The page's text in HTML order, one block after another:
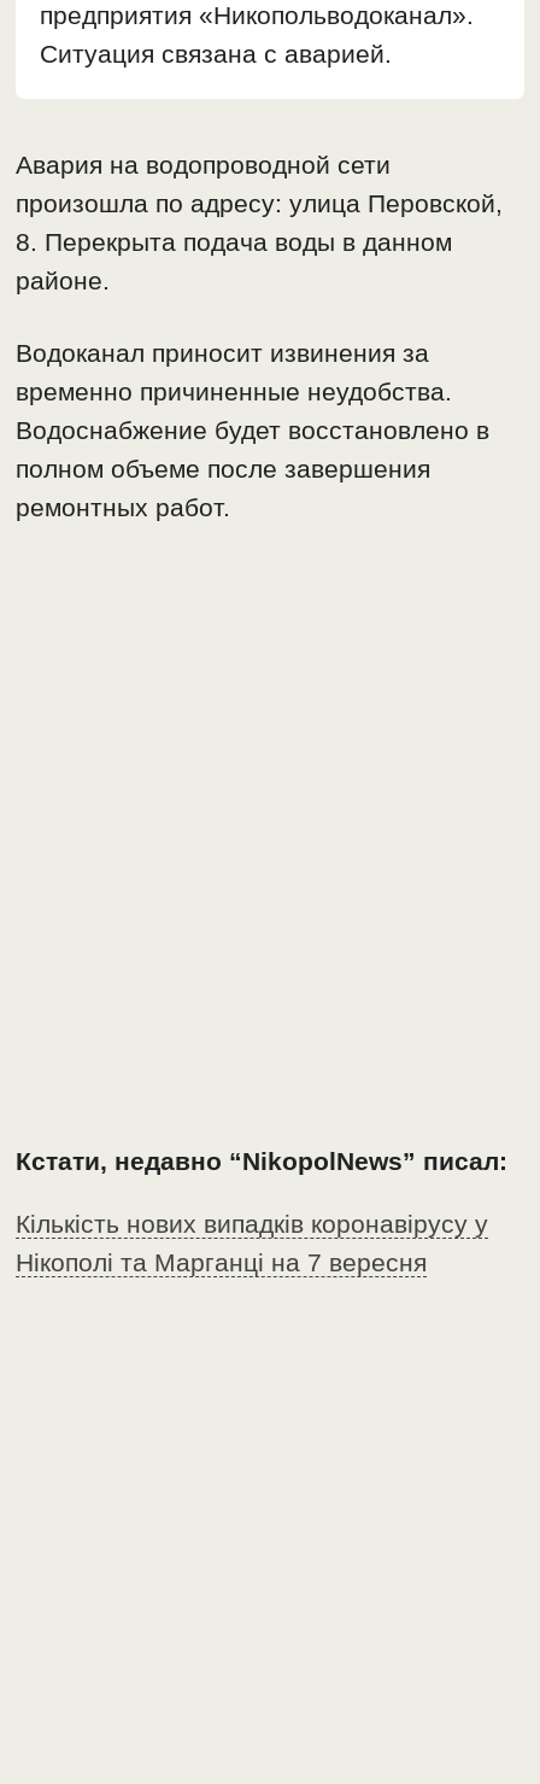
предприятия «Никопольводоканал».
Ситуация связана с аварией.
Авария на водопроводной сети
произошла по адресу: улица Перовской,
8. Перекрыта подача воды в данном
районе.
Водоканал приносит извинения за
временно причиненные неудобства.
Водоснабжение будет восстановлено в
полном объеме после завершения
ремонтных работ.
Кстати, недавно “NikopolNews” писал:
Кількість нових випадків коронавірусу у
Нікополі та Марганці на 7 вересня